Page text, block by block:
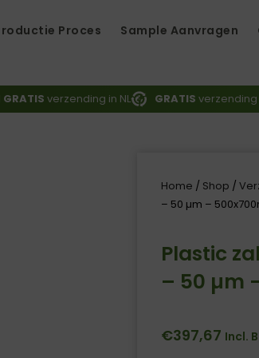
Proces Sample Aanvragen
GRATIS verzending in NL GRATIS verzending
Home / Shop /
– 50 µm –
Plastic
– 50 µm
€397,67 Incl.